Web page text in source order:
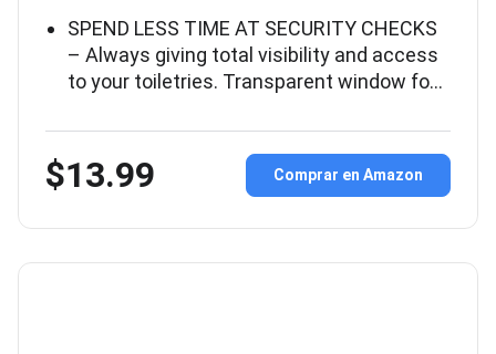
SPEND LESS TIME AT SECURITY CHECKS
– Always giving total visibility and access
to your toiletries. Transparent window fo…
$13.99 Comprar en Amazon